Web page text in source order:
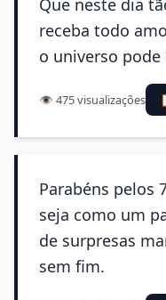
Que neste dia
receba todo
o universo pode
👁️ 475 visualizações
Parabéns pelos
seja como um
de surpresas
sem fim.